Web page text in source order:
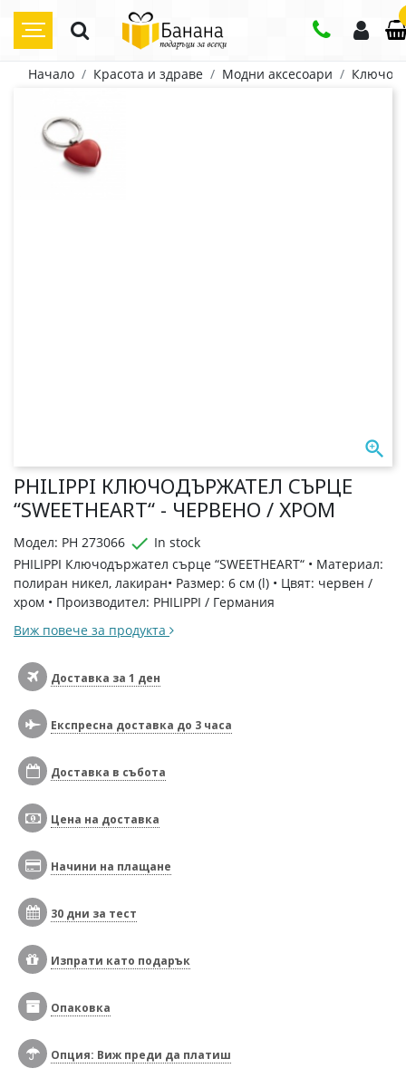
Начало Красота и здраве Модни аксесоари

PHILIPPI КЛЮЧОДЪРЖАТЕЛ СЪРЦЕ
“SWEETHEART“ - ЧЕРВЕНО / ХРОМ
Модел: PH 273066  In stock
PHILIPPI Ключодържател сърце “SWEETHEART“ • Материал:
полиран никел, лакиран• Размер: 6 см (l) • Цвят: червен /
хром • Производител: PHILIPPI / Германия
Виж повече за продукта
Доставка за 1 ден
Експресна доставка до 3 часа
Доставка в събота
Цена на доставка
Начини на плащане
30 дни за тест
Изпрати като подарък
Опаковка
Опция: Виж преди да платиш